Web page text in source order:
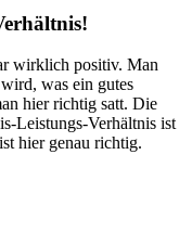
wirklich positiv. Man
was ein gutes
hier richtig satt. Die
Leistungs-Verhältnis ist
hier genau richtig.